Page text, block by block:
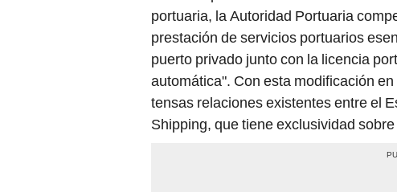
portuaria, la Autoridad Portuaria
prestación de servicios portuarios
puerto privado junto con la licencia
automática". Con esta modificación
tensas relaciones existentes entre el
Shipping, que tiene exclusividad sobre